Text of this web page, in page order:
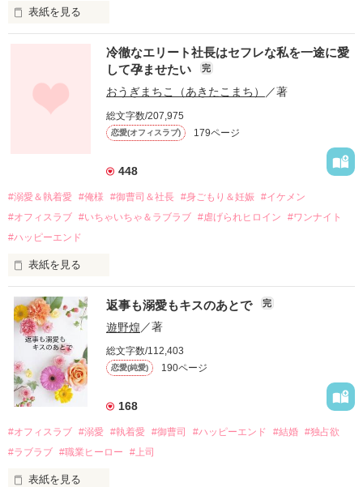
表紙を見る
幼なじみの哲平に淡い恋心を抱いていた美桜。
しかし、ある出来事をきっかけに二人の関係は壊れてしまう。
関係修復もできないまま、美桜は両親の離婚によって
引っ越すことになり、哲平とも離れ離れになった。
それから約十二年後。
過去の傷から、二度と会いたくないと思っていた哲平に
運命のような再会を果たす。
酔った勢いで一夜を共にしてしまった。
さらに、美桜が初めてだと知った哲平は
『責任をとる、結婚しよう』と真っ直ぐに告げてきた。
戸惑う美桜とは裏腹に、好きという気持ちを隠すことなく
甘やかしてくる。
そんなある日、哲平は美桜がストーカー被害に
遭っていることを知る。
美桜を守るため、哲平は同居を提案してきて――。
夏木美桜(なつきみお)
鳴海哲平 (なるみてっぺい)
冷徹なエリート社長はセフレな私を一途に愛
して孕ませたい
完
おうぎまちこ（あきたこまち） ／著
総文字数/207,975
恋愛(オフィスラブ) 179ページ
448
#溺愛＆執着愛 #俺様 #御曹司＆社長 #身ごもり＆妊娠 #イケメン
#オフィスラブ #いちゃいちゃ＆ラブラブ #虐げられヒロイン
#ワンナイト
#ハッピーエンド
表紙を見る
おかしな噂を流されて前の職場でうまくいかなかった梅田美
桜は、海外で傷心旅行をしていたところ、日本人美青年と出会
い、酒の勢いもあり一夜限りの関係となる。
帰国後、美桜は新しい職場でワンナイトした美青年と再会。
なんと彼の正体は、とある財閥御曹司にも関わらず、一族を離
れて起業した新進気鋭の実業家、社内でも冷徹だと評判な社長
――御影恭司その人だったのだ――！
なぜか恭司から飼い猫の世話係を命じられた美桜は、猫の世
の関係となってしまい――？
返事も溺愛もキスのあとで 完
遊野煌／著
総文字数/112,403
恋愛(純愛) 190ページ
168
#オフィスラブ #溺愛 #執着愛 #御曹司 #ハッピーエンド #結婚 #独占欲
#ラブラブ #職業ヒーロー #上司
表紙を見る